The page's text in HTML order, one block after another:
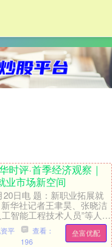
时评·首季经济观察｜
业市场新空间
20日电 题：新职业拓展就
华社记者王聿昊、张晓洁
智能工程技术人员”等人工
岗位需求旺盛，景点里越
垒富优配
平
查看：
196